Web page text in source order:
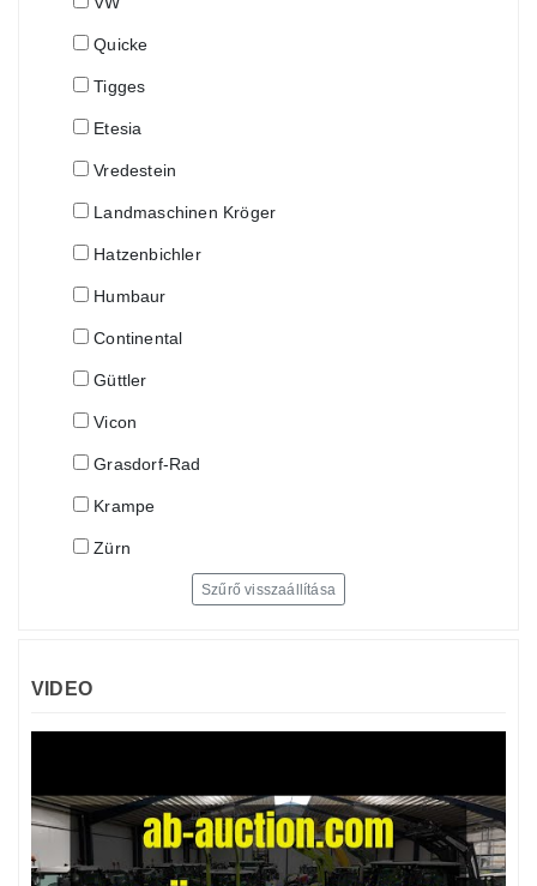
Quicke
Tigges
Etesia
Vredestein
Landmaschinen Kröger
Hatzenbichler
Humbaur
Continental
Güttler
Vicon
Grasdorf-Rad
Krampe
Zürn
Szűrő visszaállítása
VIDEO